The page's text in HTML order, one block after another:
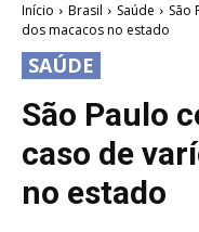
Início Brasil Saúde
São
dos macacos no estado
SAÚDE
São Paulo
caso de
no estado